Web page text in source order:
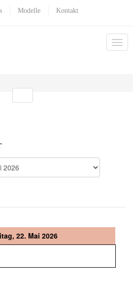
Modelle Kontakt
22. Mai 2026